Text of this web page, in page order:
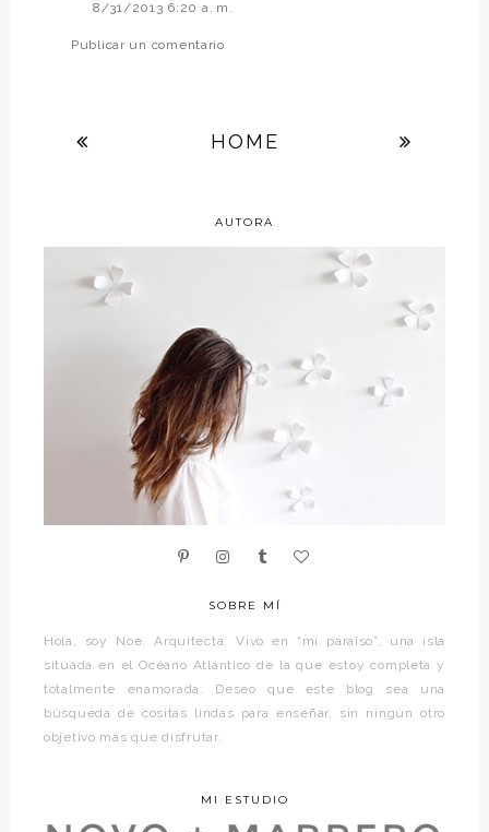
8/31/2013 6:20 a. m.
Publicar un comentario
HOME
AUTORA
SOBRE MÍ
Hola, soy Noe. Arquitecta. Vivo en “mi paraíso”, una isla
situada en el Océano Atlántico de la que estoy completa y
totalmente enamorada. Deseo que este blog sea una
búsqueda de cositas lindas para enseñar, sin ningún otro
objetivo más que disfrutar.
MI ESTUDIO